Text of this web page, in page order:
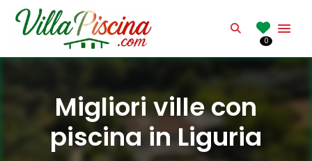
Search
0
Migliori ville con
piscina in Liguria